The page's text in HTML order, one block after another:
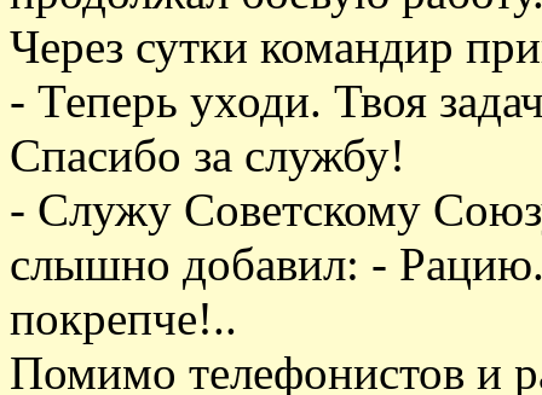
Через сутки командир
- Теперь уходи. Твоя
Спасибо за службу!
- Служу Советскому
слышно добавил: -
покрепче!..
Помимо телефонистов и